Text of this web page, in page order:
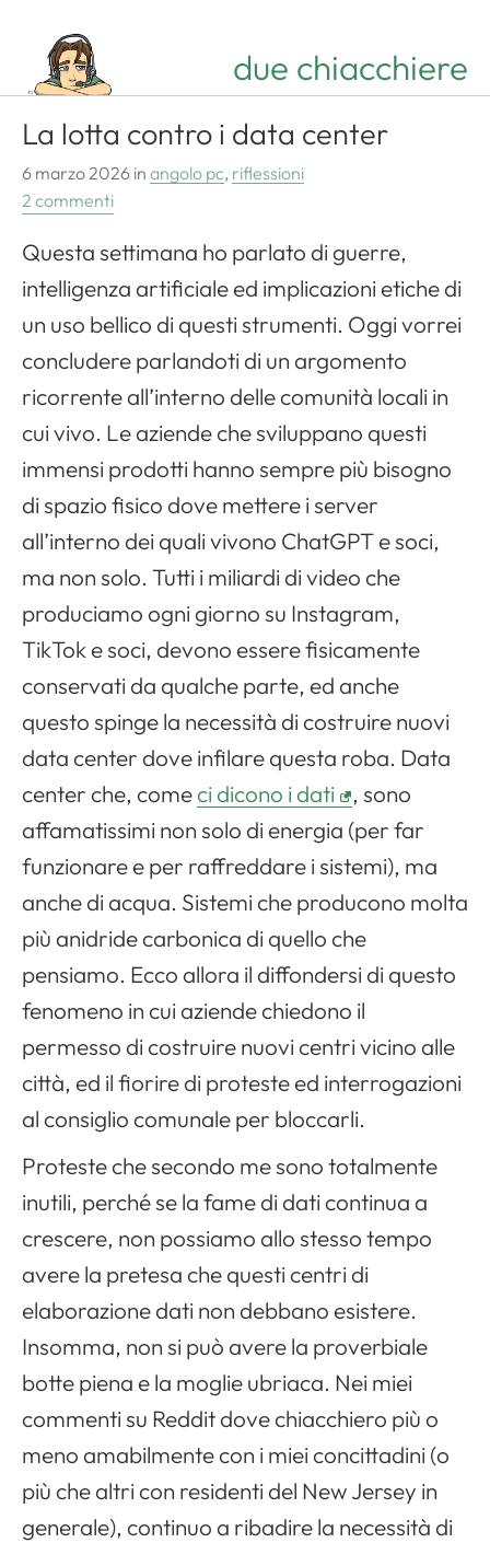
due chiacchiere
La lotta contro i data center
6 marzo 2026 in angolo pc, riflessioni
2 commenti
Questa settimana ho parlato di guerre,
intelligenza artificiale ed implicazioni etiche di
un uso bellico di questi strumenti. Oggi vorrei
concludere parlandoti di un argomento
ricorrente all’interno delle comunità locali in
cui vivo. Le aziende che sviluppano questi
immensi prodotti hanno sempre più bisogno
di spazio fisico dove mettere i server
all’interno dei quali vivono ChatGPT e soci,
ma non solo. Tutti i miliardi di video che
produciamo ogni giorno su Instagram,
TikTok e soci, devono essere fisicamente
conservati da qualche parte, ed anche
questo spinge la necessità di costruire nuovi
data center dove infilare questa roba. Data
center che, comeci dicono i dati
, sono
affamatissimi non solo di energia (per far
funzionare e per raffreddare i sistemi), ma
anche di acqua. Sistemi che producono molta
più anidride carbonica di quello che
pensiamo. Ecco allora il diffondersi di questo
fenomeno in cui aziende chiedono il
permesso di costruire nuovi centri vicino alle
città, ed il fiorire di proteste ed interrogazioni
al consiglio comunale per bloccarli.
Proteste che secondo me sono totalmente
inutili, perché se la fame di dati continua a
crescere, non possiamo allo stesso tempo
avere la pretesa che questi centri di
elaborazione dati non debbano esistere.
Insomma, non si può avere la proverbiale
botte piena e la moglie ubriaca. Nei miei
commenti su Reddit dove chiacchiero più o
meno amabilmente con i miei concittadini (o
più che altri con residenti del New Jersey in
generale), continuo a ribadire la necessità di